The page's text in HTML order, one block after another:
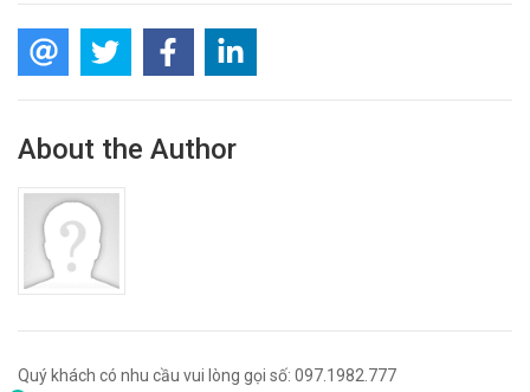
About the Author
Quý khách có nhu cầu vui lòng gọi số: 097.1982.777